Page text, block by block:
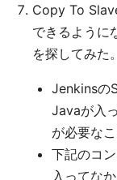
Copy To
できるように
を探してみた。
Jenkinsの
Javaが入
が必要な
下記のコ
入ってな